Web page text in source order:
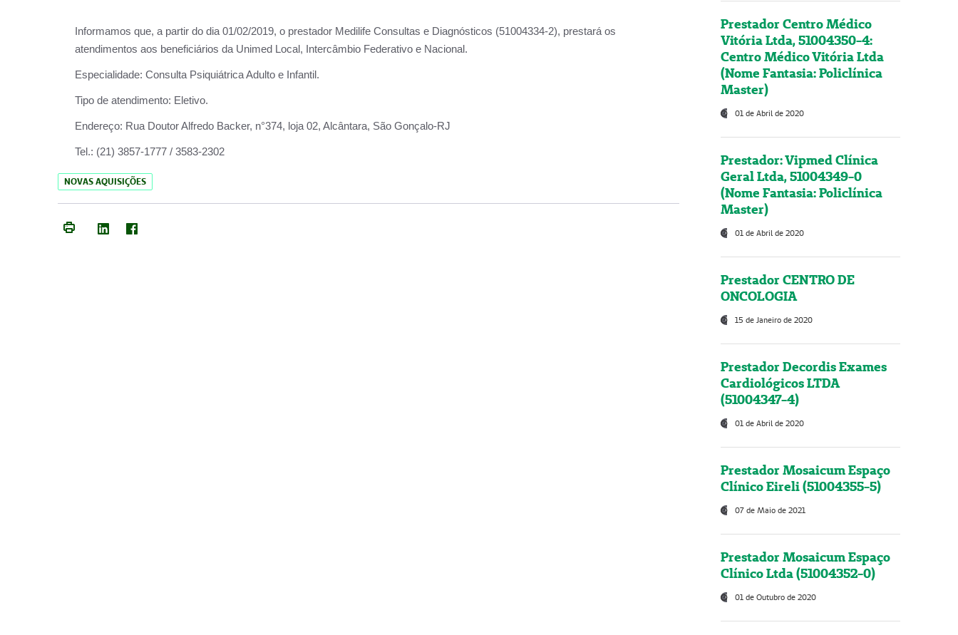
Informamos que, a partir do dia 01/02/2019, o prestador Medilife Consultas e Diagnósticos (51004334-2), prestará os
atendimentos aos beneficiários da Unimed Local, Intercâmbio Federativo e Nacional.
Especialidade: Consulta Psiquiátrica Adulto e Infantil.
Tipo de atendimento: Eletivo.
Endereço: Rua Doutor Alfredo Backer, n°374, loja 02, Alcântara, São Gonçalo-RJ
Tel.: (21) 3857-1777 / 3583-2302
NOVAS AQUISIÇÕES
Prestador Centro Médico
Vitória Ltda, 51004350-4:
Centro Médico Vitória Ltda
(Nome Fantasia: Policlínica
Master)
01 de Abril de 2020
Prestador: Vipmed Clínica
Geral Ltda, 51004349-0
(Nome Fantasia: Policlínica
Master)
01 de Abril de 2020
Prestador CENTRO DE
ONCOLOGIA
15 de Janeiro de 2020
Prestador Decordis Exames
Cardiológicos LTDA
(51004347-4)
01 de Abril de 2020
Prestador Mosaicum Espaço
Clínico Eireli (51004355-5)
07 de Maio de 2021
Prestador Mosaicum Espaço
Clínico Ltda (51004352-0)
01 de Outubro de 2020